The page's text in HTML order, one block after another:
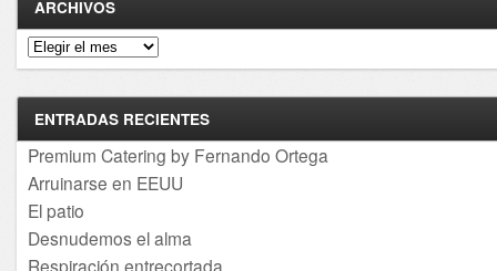
ARCHIVOS
Archivos
ENTRADAS RECIENTES
Premium Catering by Fernando Ortega
Arruinarse en EEUU
El patio
Desnudemos el alma
Respiración entrecortada